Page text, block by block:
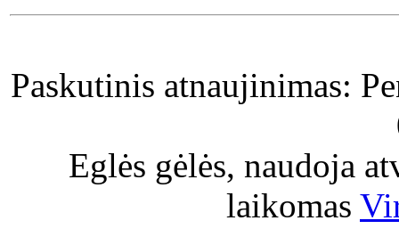
Paskutinis atnaujinimas:
Eglės gėlės, naudoja
laikomas